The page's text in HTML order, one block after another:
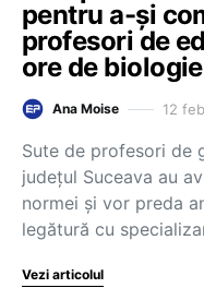
pentru a-și
profesori de
ore de biologie
Ana Moise 12
Sute de profesori de
județul Suceava au
normei și vor preda
legătură cu
Vezi articolul